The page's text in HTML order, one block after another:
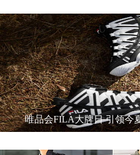
唯品会FILA大牌日 引领今